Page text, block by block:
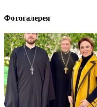
Фотогалерея